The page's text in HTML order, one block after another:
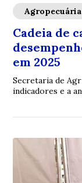
Agropecuária
Cadeia de
em 2025
Secretaria de
indicadores e a